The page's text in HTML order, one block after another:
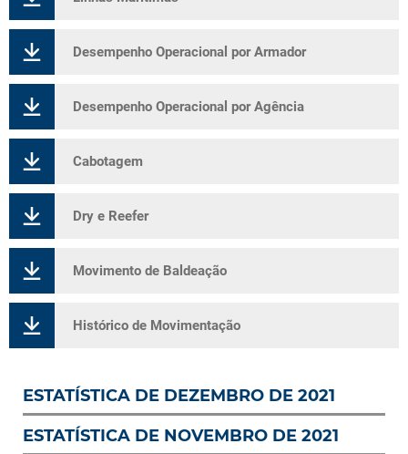
ESTATÍSTICA DE DEZEMBRO DE 2021
ESTATÍSTICA DE NOVEMBRO DE 2021
Desempenho Operacional por Armador
Desempenho Operacional por Agência
Cabotagem
Dry e Reefer
Movimento de Baldeação
Histórico de Movimentação